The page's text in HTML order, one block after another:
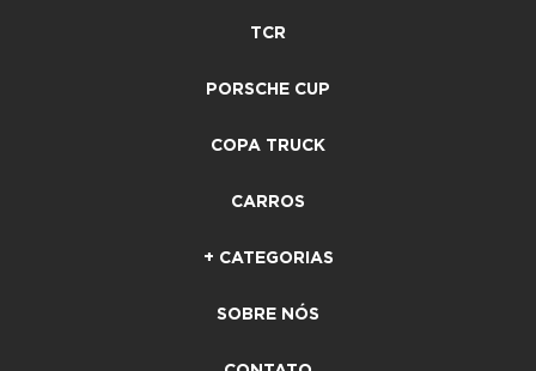
TCR
PORSCHE CUP
COPA TRUCK
CARROS
+ CATEGORIAS
SOBRE NÓS